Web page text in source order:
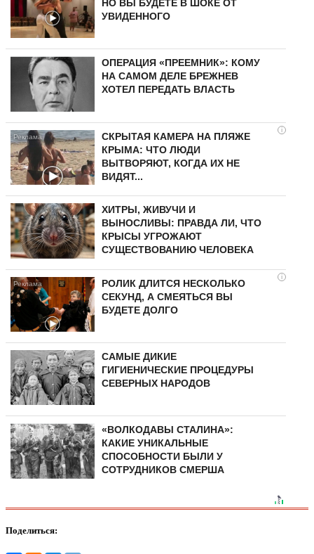
НО ВЫ БУДЕТЕ В ШОКЕ ОТ
УВИДЕННОГО
ОПЕРАЦИЯ «ПРЕЕМНИК»: КОМУ
НА САМОМ ДЕЛЕ БРЕЖНЕВ
ХОТЕЛ ПЕРЕДАТЬ ВЛАСТЬ
i
СКРЫТАЯ КАМЕРА НА ПЛЯЖЕ
КРЫМА: ЧТО ЛЮДИ
ВЫТВОРЯЮТ, КОГДА ИХ НЕ
ВИДЯТ...
ХИТРЫ, ЖИВУЧИ И
ВЫНОСЛИВЫ: ПРАВДА ЛИ, ЧТО
КРЫСЫ УГРОЖАЮТ
СУЩЕСТВОВАНИЮ ЧЕЛОВЕКА
i
РОЛИК ДЛИТСЯ НЕСКОЛЬКО
СЕКУНД, А СМЕЯТЬСЯ ВЫ
БУДЕТЕ ДОЛГО
САМЫЕ ДИКИЕ
ГИГИЕНИЧЕСКИЕ ПРОЦЕДУРЫ
СЕВЕРНЫХ НАРОДОВ
«ВОЛКОДАВЫ СТАЛИНА»:
КАКИЕ УНИКАЛЬНЫЕ
СПОСОБНОСТИ БЫЛИ У
СОТРУДНИКОВ СМЕРША
Поделиться: